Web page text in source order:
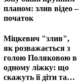
планом: злив відео –
початок
Міцкевич "злив",
як розважається з
голою Поляковою в
одному ліжку: що
скажуть її діти та